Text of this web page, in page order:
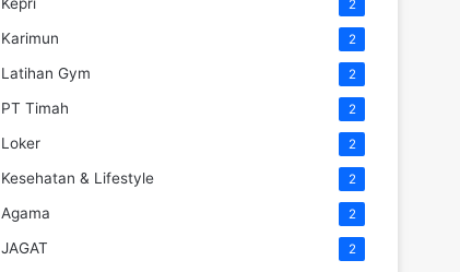
2
Karimun 2
Latihan Gym 2
PT Timah 2
Loker 2
Kesehatan & Lifestyle 2
Agama 2
JAGAT 2